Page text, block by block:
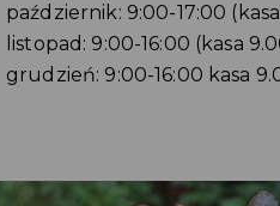
październik: 9:00-17:00
listopad: 9:00-16:00 (kasa
grudzień: 9:00-16:00 kasa